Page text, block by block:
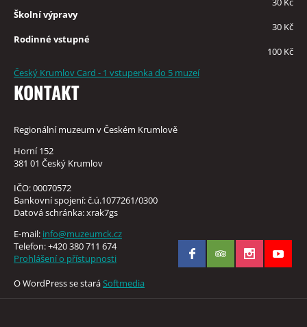
Školní výpravy
30 Kč
Rodinné vstupné
100 Kč
Český Krumlov Card - 1 vstupenka do 5 muzeí
KONTAKT
Regionální muzeum v Českém Krumlově
Horní 152
381 01 Český Krumlov
IČO: 00070572
Bankovní spojení: č.ú.1077261/0300
Datová schránka: xrak7gs
E-mail: info@muzeumck.cz
Telefon: +420 380 711 674
Prohlášení o přístupnosti
O WordPress se staráSoftmedia